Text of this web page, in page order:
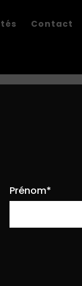
Contact
Prénom*